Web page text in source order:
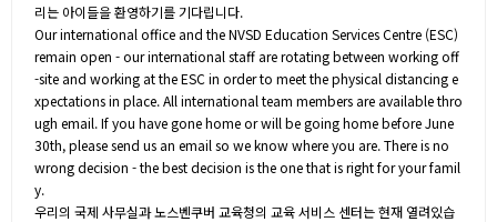
리는 아이들을 환영하기를 기다립니다.
Our international office and the NVSD Education Services Centre (ESC)
remain open - our international staff are rotating between working off
-site and working at the ESC in order to meet the physical distancing e
xpectations in place. All international team members are available thro
ugh email. If you have gone home or will be going home before June
30th, please send us an email so we know where you are. There is no
wrong decision - the best decision is the one that is right for your famil
y.
우리의 국제 사무실과 노스벤쿠버 교육청의 교육 서비스 센터는 현재 열려있습